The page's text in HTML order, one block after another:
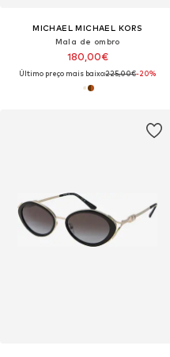
MICHAEL MICHAEL KORS
Mala de ombro
180,00€
Último preço mais baixo:225,00€-20%